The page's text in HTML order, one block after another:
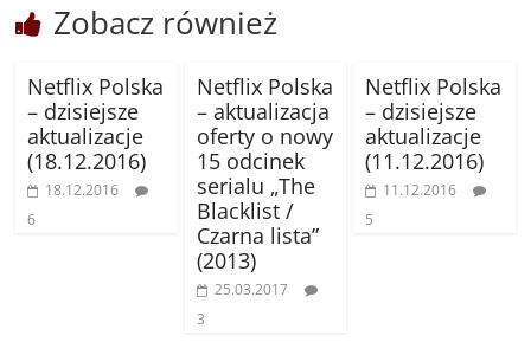
Zobacz również
Netflix Polska
– dzisiejsze
aktualizacje
(18.12.2016)
18.12.2016
6
Netflix Polska
– aktualizacja
oferty o nowy
15 odcinek
serialu „The
Blacklist /
Czarna lista”
(2013)
25.03.2017
3
Netflix Polska
– dzisiejsze
aktualizacje
(11.12.2016)
11.12.2016
5